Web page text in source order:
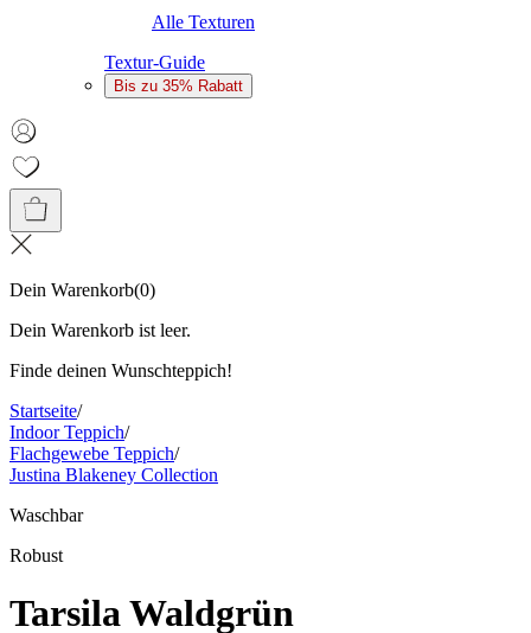
Alle Texturen
Textur-Guide
Bis zu 35% Rabatt
Dein Warenkorb(0)
Dein Warenkorb ist leer.
Finde deinen Wunschteppich!
Startseite/
Indoor Teppich/
Flachgewebe Teppich/
Justina Blakeney Collection
Waschbar
Robust
Tarsila Waldgrün